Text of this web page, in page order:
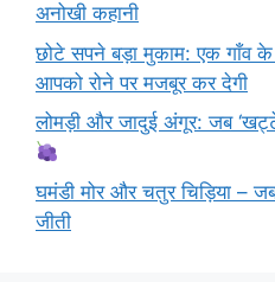
अनोखी कहानी
छोटे सपने बड़ा मुकाम: एक गाँव
आपको रोने पर मजबूर कर देगी
लोमड़ी और जादुई अंगूर: जब
घमंडी मोर और चतुर चिड़िया –
जीती